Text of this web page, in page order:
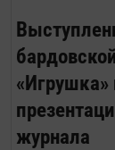
«Игрушка»
журнала